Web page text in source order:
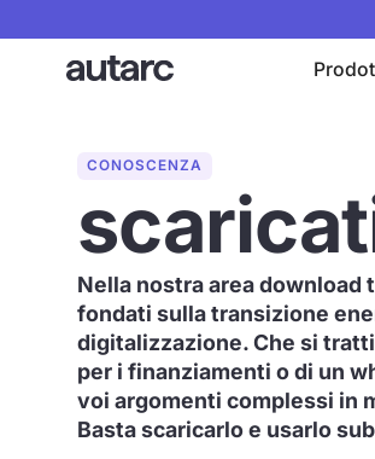
CONOSCENZA
Nella nostra area
fondati sulla transizione
digitalizzazione. Che si
per i finanziamenti o di un
voi argomenti complessi in
Basta scaricarlo e usarlo